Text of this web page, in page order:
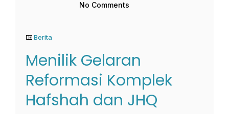
No Comments
Berita
Menilik Gelaran
Reformasi Komplek
Hafshah dan JHQ